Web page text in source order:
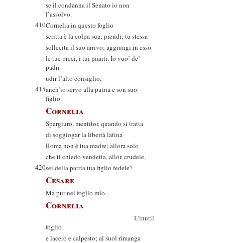
se il condanna il Senato io non
l’assolvo.
410Cornelia in questo foglio
scritta è la colpa sua; prendi; tu stessa
sollecita il suo arrivo; aggiungi in esso
le tue preci, i tui pianti. Io vuo’ de’
padri
udir l’alto consiglio,
415anch’io servo alla patria e son suo
figlio.
Cornelia
Spergiuro, mentitor, quando si tratta
di soggiogar la libertà latina
Roma non è tua madre; allora solo
che ti chiedo vendetta, allor, crudele,
420sei della patria tua figlio fedele?
Cesare
Ma pur nel foglio mio...
Cornelia
L’inutil
foglio
e lacero e calpesto; al suol rimanga